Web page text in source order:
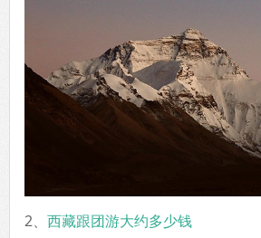
2、 西藏跟团游大约多少钱